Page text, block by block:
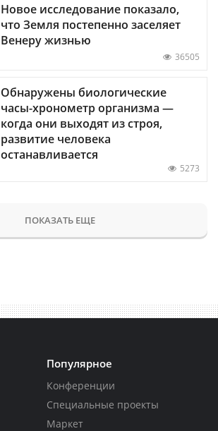
Новое исследование показало,
что Земля постепенно заселяет
Венеру жизнью
36505
Обнаружены биологические
часы-хронометр организма —
когда они выходят из строя,
развитие человека
останавливается
5273
ПОКАЗАТЬ ЕЩЕ
Популярное
Конференции
Специальные проекты
Маркет